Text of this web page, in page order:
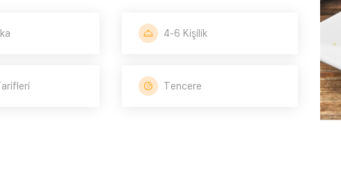
4-6 Kişilik
Tencere